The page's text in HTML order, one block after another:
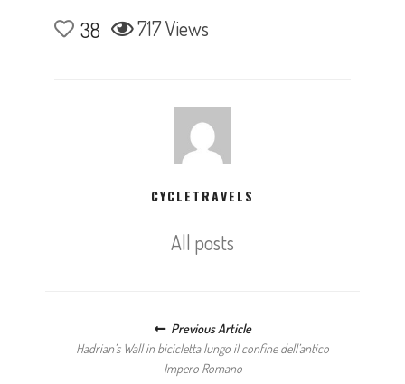
38 717 Views
CYCLETRAVELS
All posts
Previous Article
Hadrian’s Wall in bicicletta lungo il confine dell’antico
Impero Romano